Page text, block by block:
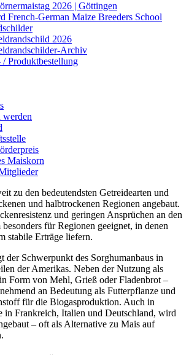
2026 | Göttingen
French-German Maize Breeders School
2026
Archiv
/ Produktbestellung
Maiskorn
zu den bedeutendsten Getreidearten und
und halbtrockenen Regionen angebaut.
und geringen Ansprüchen an den
für Regionen geeignet, in denen
stabile Erträge liefern.
der Schwerpunkt des Sorghumanbaus in
der Amerikas. Neben der Nutzung als
Form von Mehl, Grieß oder Fladenbrot –
an Bedeutung als Futterpflanze und
für die Biogasproduktion. Auch in
in Frankreich, Italien und Deutschland, wird
– oft als Alternative zu Mais auf